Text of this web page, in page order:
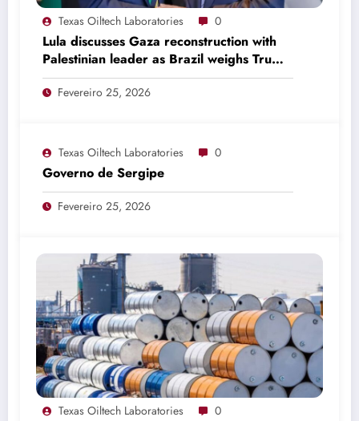
Texas Oiltech Laboratories 0
Lula discusses Gaza reconstruction with
Palestinian leader as Brazil weighs Trump
invitation
Fevereiro 25, 2026
Texas Oiltech Laboratories 0
Governo de Sergipe
Fevereiro 25, 2026
Texas Oiltech Laboratories 0